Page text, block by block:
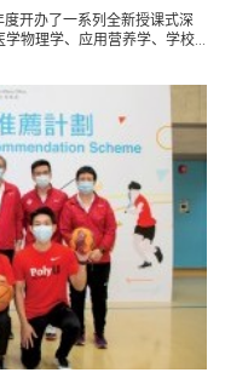
开办了一系列全新授课式深
物理学、应用营养学、学校...